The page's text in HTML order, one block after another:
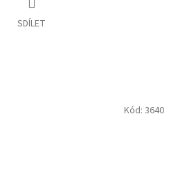
SDÍLET
Kód: 3640